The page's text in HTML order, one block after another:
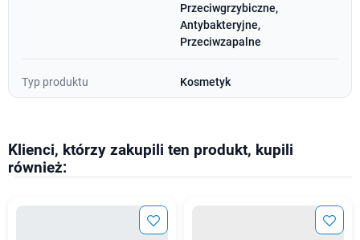
Przeciwgrzybiczne,
Antybakteryjne,
Przeciwzapalne
Typ produktu Kosmetyk
Klienci, którzy zakupili ten produkt, kupili
również: